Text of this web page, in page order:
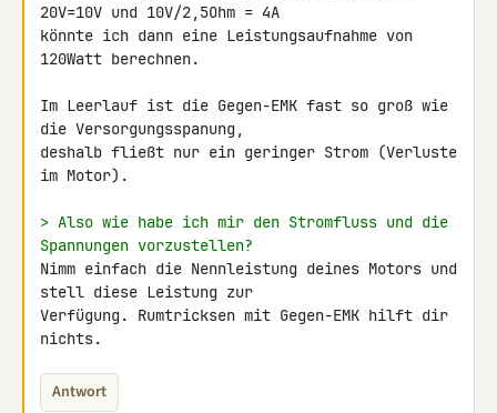
20V=10V und 10V/2,5Ohm = 4A
könnte ich dann eine Leistungsaufnahme von
120Watt berechnen.
Im Leerlauf ist die Gegen-EMK fast so groß wie
die Versorgungsspanung,
deshalb fließt nur ein geringer Strom (Verluste
im Motor).
> Also wie habe ich mir den Stromfluss und die
Spannungen vorzustellen?
Nimm einfach die Nennleistung deines Motors und
stell diese Leistung zur
Verfügung. Rumtricksen mit Gegen-EMK hilft dir
nichts.
Antwort